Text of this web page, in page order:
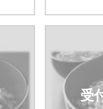
受